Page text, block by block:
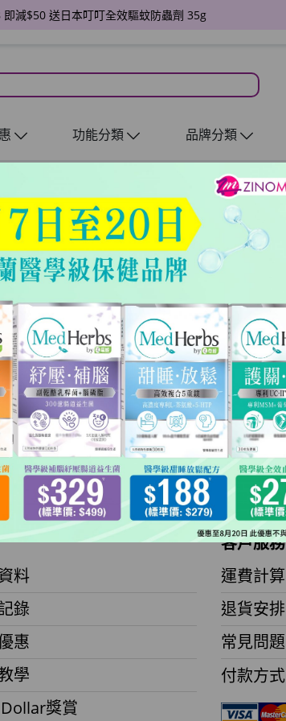
減$50 送日本叮叮全效驅蚊防蟲劑 35g
功能分類 品牌分類
料
錄
惠
學
獎賞
客戶服務
運費計算
退貨安排
常見問題
付款方式